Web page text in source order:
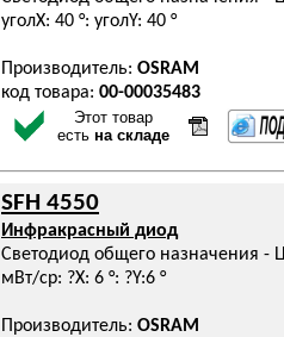
уголX: 40 °: уголY: 40 °
Производитель: OSRAM
код товара: 00-00035483
Этот товар
есть на складе
SFH 4550
Инфракрасный диод
Светодиод общего назначения -
мВт/ср: ?X: 6 °: ?Y:6 °
Производитель: OSRAM